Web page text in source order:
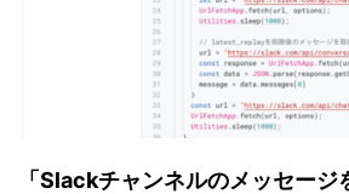
「Slackチャンネルのメッセージ